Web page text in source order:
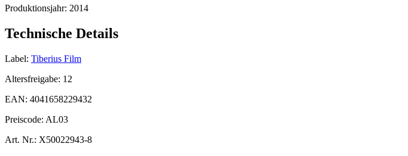
Produktionsjahr: 2014
Technische Details
Label: Tiberius Film
Altersfreigabe: 12
EAN: 4041658229432
Preiscode: AL03
Art. Nr.: X50022943-8